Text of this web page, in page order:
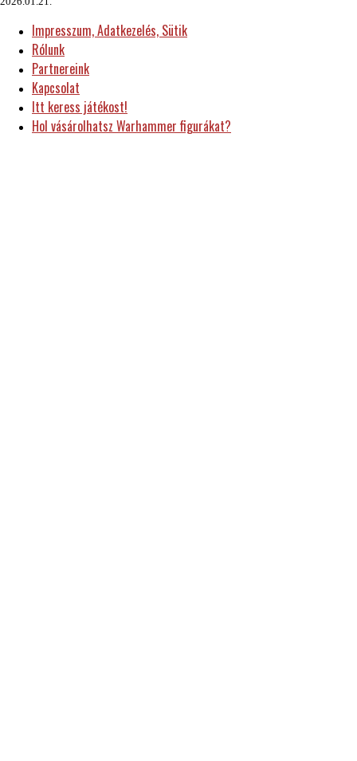
Impresszum, Adatkezelés, Sütik
Rólunk
Partnereink
Kapcsolat
Itt keress játékost!
Hol vásárolhatsz Warhammer figurákat?